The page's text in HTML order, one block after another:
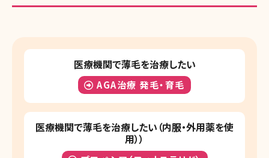
医療機関で薄毛を治療したい
AGA治療 発毛・育毛
医療機関で薄毛を治療したい（内服・外用薬を使
用））